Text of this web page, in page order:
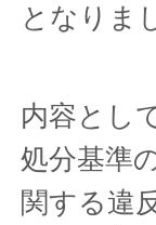
となりま
内容とし
処分基準
関する違